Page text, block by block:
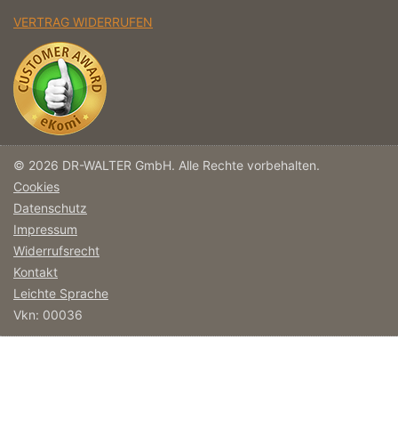
VERTRAG WIDERRUFEN
© 2026 DR-WALTER GmbH. Alle Rechte vorbehalten.
Cookies
Datenschutz
Impressum
Widerrufsrecht
Kontakt
Leichte Sprache
Vkn: 00036